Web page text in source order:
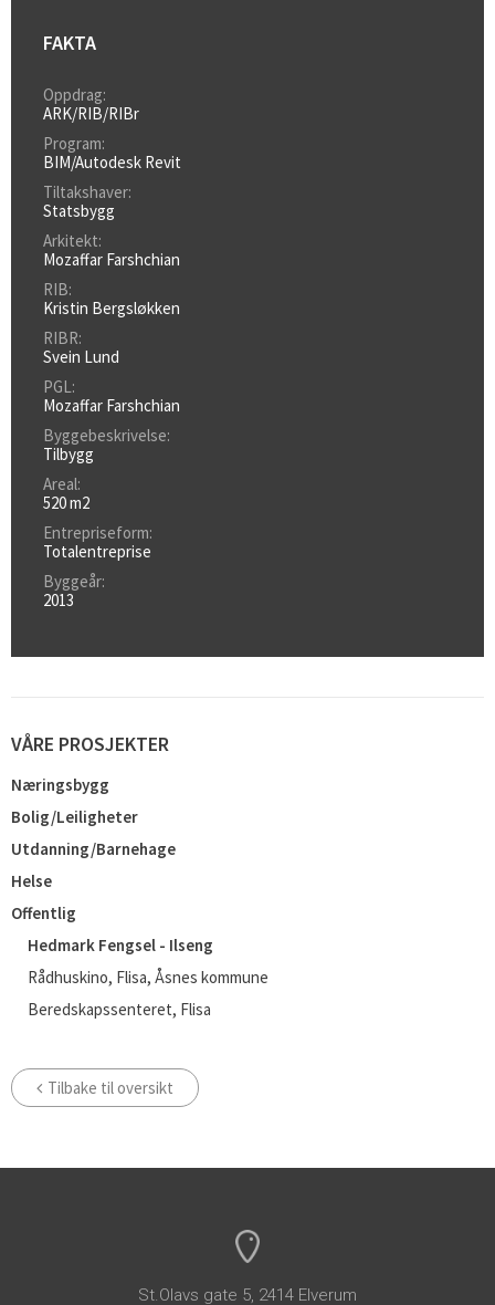
VÅRE PROSJEKTER
Næringsbygg
Bolig/Leiligheter
Utdanning/Barnehage
Helse
Offentlig
Hedmark Fengsel - Ilseng
Rådhuskino, Flisa, Åsnes kommune
Beredskapssenteret, Flisa
Tilbake til oversikt
FAKTA
Oppdrag:
ARK/RIB/RIBr
Program:
BIM/Autodesk Revit
Tiltakshaver:
Statsbygg
Arkitekt:
Mozaffar Farshchian
RIB:
Kristin Bergsløkken
RIBR:
Svein Lund
PGL:
Mozaffar Farshchian
Byggebeskrivelse:
Tilbygg
Areal:
520 m2
Entrepriseform:
Totalentreprise
Byggeår:
2013
St.Olavs gate 5, 2414 Elverum